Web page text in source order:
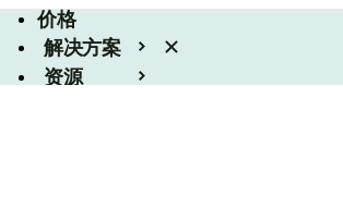
价格
解决方案
资源